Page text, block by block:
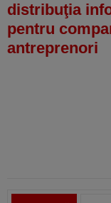
distribuţia
pentru
antreprenori